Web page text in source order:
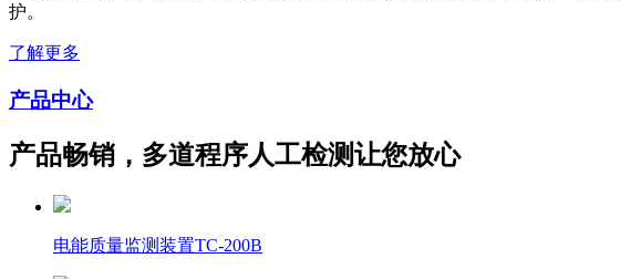
护。
了解更多
产品中心
产品畅销，多道程序人工检测让您放心
电能质量监测装置TC-200B